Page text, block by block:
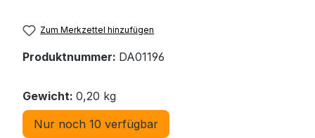
Zum Merkzettel hinzufügen
Produktnummer: DA01196
Gewicht: 0,20 kg
Nur noch 10 verfügbar